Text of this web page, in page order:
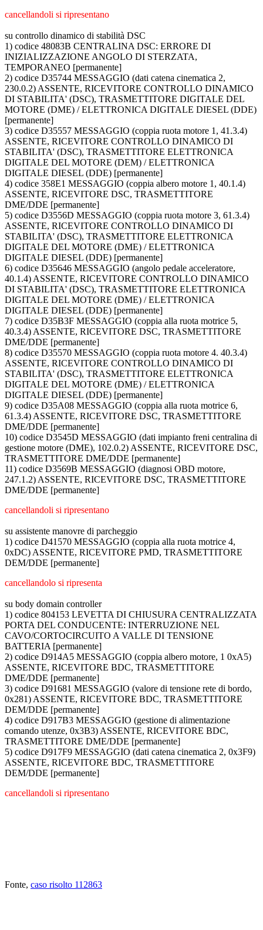
cancellandoli si ripresentano
su controllo dinamico di stabilità DSC
1) codice 48083B CENTRALINA DSC: ERRORE DI
INIZIALIZZAZIONE ANGOLO DI STERZATA,
TEMPORANEO [permanente]
2) codice D35744 MESSAGGIO (dati catena cinematica 2,
230.0.2) ASSENTE, RICEVITORE CONTROLLO DINAMICO
DI STABILITA' (DSC), TRASMETTITORE DIGITALE DEL
MOTORE (DME) / ELETTRONICA DIGITALE DIESEL (DDE)
[permanente]
3) codice D35557 MESSAGGIO (coppia ruota motore 1, 41.3.4)
ASSENTE, RICEVITORE CONTROLLO DINAMICO DI
STABILITA' (DSC), TRASMETTITORE ELETTRONICA
DIGITALE DEL MOTORE (DEM) / ELETTRONICA
DIGITALE DIESEL (DDE) [permanente]
4) codice 358E1 MESSAGGIO (coppia albero motore 1, 40.1.4)
ASSENTE, RICEVITORE DSC, TRASMETTITORE
DME/DDE [permanente]
5) codice D3556D MESSAGGIO (coppia ruota motore 3, 61.3.4)
ASSENTE, RICEVITORE CONTROLLO DINAMICO DI
STABILITA' (DSC), TRASMETTITORE ELETTRONICA
DIGITALE DEL MOTORE (DME) / ELETTRONICA
DIGITALE DIESEL (DDE) [permanente]
6) codice D35646 MESSAGGIO (angolo pedale acceleratore,
40.1.4) ASSENTE, RICEVITORE CONTROLLO DINAMICO
DI STABILITA' (DSC), TRASMETTITORE ELETTRONICA
DIGITALE DEL MOTORE (DME) / ELETTRONICA
DIGITALE DIESEL (DDE) [permanente]
7) codice D35B3F MESSAGGIO (coppia alla ruota motrice 5,
40.3.4) ASSENTE, RICEVITORE DSC, TRASMETTITORE
DME/DDE [permanente]
8) codice D35570 MESSAGGIO (coppia ruota motore 4. 40.3.4)
ASSENTE, RICEVITORE CONTROLLO DINAMICO DI
STABILITA' (DSC), TRASMETTITORE ELETTRONICA
DIGITALE DEL MOTORE (DME) / ELETTRONICA
DIGITALE DIESEL (DDE) [permanente]
9) codice D35A08 MESSAGGIO (coppia alla ruota motrice 6,
61.3.4) ASSENTE, RICEVITORE DSC, TRASMETTITORE
DME/DDE [permanente]
10) codice D3545D MESSAGGIO (dati impianto freni centralina di
gestione motore (DME), 102.0.2) ASSENTE, RICEVITORE DSC,
TRASMETTITORE DME/DDE [permanente]
11) codice D3569B MESSAGGIO (diagnosi OBD motore,
247.1.2) ASSENTE, RICEVITORE DSC, TRASMETTITORE
DME/DDE [permanente]
cancellandoli si ripresentano
su assistente manovre di parcheggio
1) codice D41570 MESSAGGIO (coppia alla ruota motrice 4,
0xDC) ASSENTE, RICEVITORE PMD, TRASMETTITORE
DEM/DDE [permanente]
cancellandolo si ripresenta
su body domain controller
1) codice 804153 LEVETTA DI CHIUSURA CENTRALIZZATA
PORTA DEL CONDUCENTE: INTERRUZIONE NEL
CAVO/CORTOCIRCUITO A VALLE DI TENSIONE
BATTERIA [permanente]
2) codice D914A5 MESSAGGIO (coppia albero motore, 1 0xA5)
ASSENTE, RICEVITORE BDC, TRASMETTITORE
DME/DDE [permanente]
3) codice D91681 MESSAGGIO (valore di tensione rete di bordo,
0x281) ASSENTE, RICEVITORE BDC, TRASMETTITORE
DEM/DDE [permanente]
4) codice D917B3 MESSAGGIO (gestione di alimentazione
comando utenze, 0x3B3) ASSENTE, RICEVITORE BDC,
TRASMETTITORE DME/DDE [permanente]
5) codice D917F9 MESSAGGIO (dati catena cinematica 2, 0x3F9)
ASSENTE, RICEVITORE BDC, TRASMETTITORE
DEM/DDE [permanente]
cancellandoli si ripresentano
Fonte, caso risolto 112863